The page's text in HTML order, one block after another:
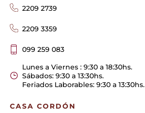
2209 2739
2209 3359
099 259 083
Lunes a Viernes : 9:30 a 18:30hs.
Sábados: 9:30 a 13:30hs.
Feriados Laborables: 9:30 a 13:30hs.
CASA CORDÓN